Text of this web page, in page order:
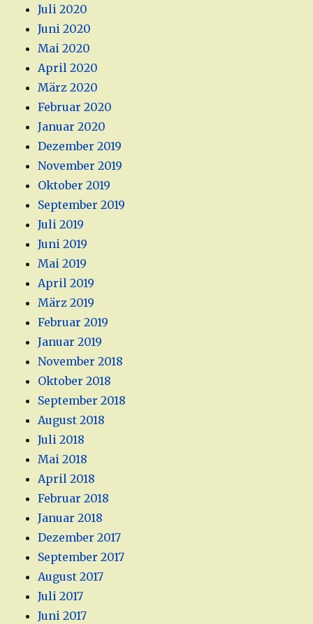
Juli 2020
Juni 2020
Mai 2020
April 2020
März 2020
Februar 2020
Januar 2020
Dezember 2019
November 2019
Oktober 2019
September 2019
Juli 2019
Juni 2019
Mai 2019
April 2019
März 2019
Februar 2019
Januar 2019
November 2018
Oktober 2018
September 2018
August 2018
Juli 2018
Mai 2018
April 2018
Februar 2018
Januar 2018
Dezember 2017
September 2017
August 2017
Juli 2017
Juni 2017